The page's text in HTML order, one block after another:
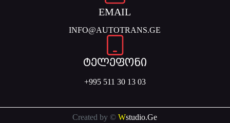
EMAIL
INFO@AUTOTRANS.GE
ტელეფონი
+995 511 30 13 03
Created by ©Wstudio.Ge